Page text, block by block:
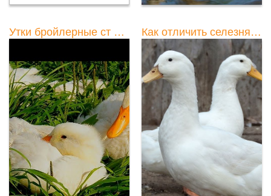
Утки бройлерные ст 5: особенности разведения и ухода Как отличить селезня от утки